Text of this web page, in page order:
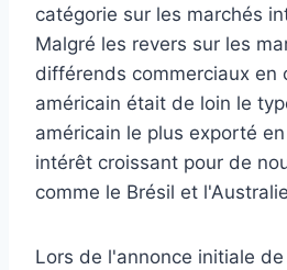
catégorie sur les marchés
Malgré les revers sur les
différends commerciaux en
américain était de loin le
américain le plus exporté
intérêt croissant pour de
comme le Brésil et
Lors de l'annonce initiale